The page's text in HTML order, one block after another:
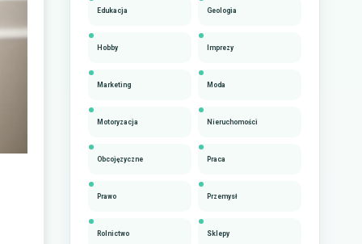
Edukacja Geologia
Hobby Imprezy
Marketing Moda
Motoryzacja Nieruchomości
Obcojęzyczne Praca
Prawo Przemysł
Rolnictwo Sklepy